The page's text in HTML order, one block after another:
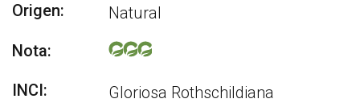
Origen:
Natural
Nota:
INCI:
Gloriosa Rothschildiana